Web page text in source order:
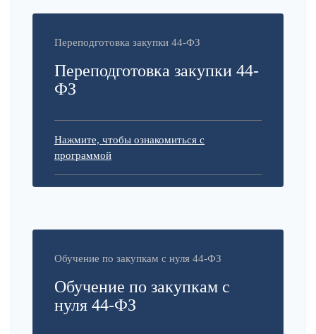
Переподготовка закупки 44-ФЗ
Переподготовка закупки 44-
ФЗ
Нажмите, чтобы ознакомиться с
программой
Обучение по закупкам с нуля 44-ФЗ
Обучение по закупкам с
нуля 44-ФЗ